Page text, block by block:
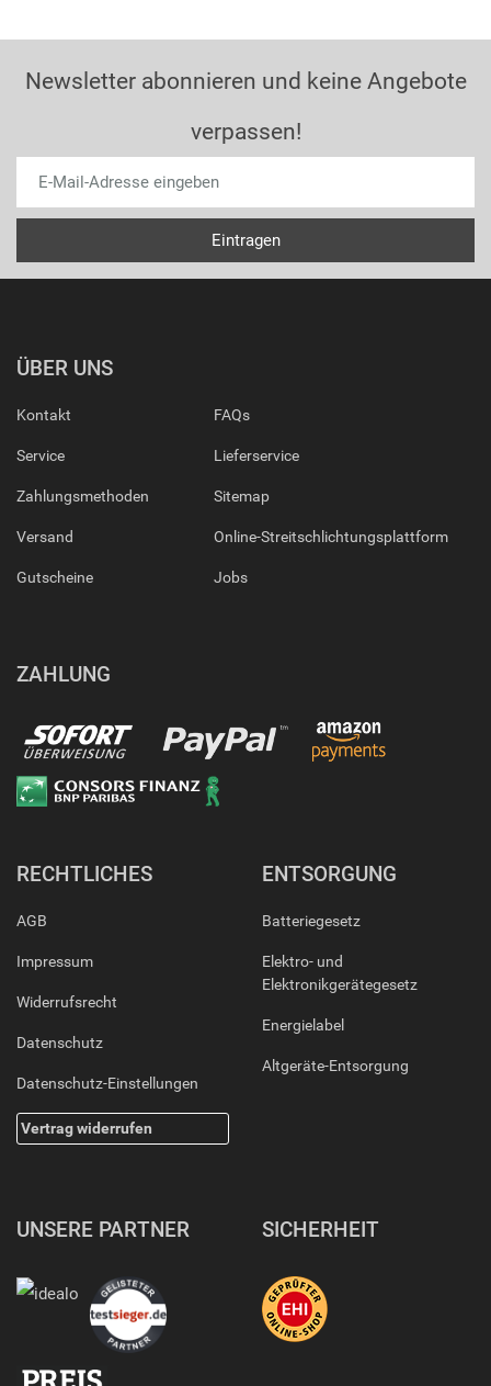
Newsletter abonnieren und keine Angebote
verpassen!
ÜBER UNS
Kontakt
Service
Zahlungsmethoden
Versand
Gutscheine
FAQs
Lieferservice
Sitemap
Online-Streitschlichtungsplattform
Jobs
ZAHLUNG
RECHTLICHES
AGB
Impressum
Widerrufsrecht
Datenschutz
Datenschutz-Einstellungen
Vertrag widerrufen
ENTSORGUNG
Batteriegesetz
Elektro- und
Elektronikgerätegesetz
Energielabel
Altgeräte-Entsorgung
UNSERE PARTNER SICHERHEIT